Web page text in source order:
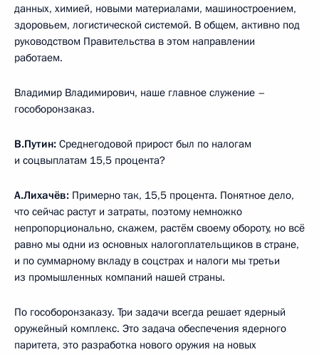
данных, химией, новыми материалами, машиностроением,
здоровьем, логистической системой. В общем, активно под
руководством Правительства в этом направлении
работаем.
Владимир Владимирович, наше главное служение –
гособоронзаказ.
В.Путин: Среднегодовой прирост был по налогам
и соцвыплатам 15,5 процента?
А.Лихачёв: Примерно так, 15,5 процента. Понятное дело,
что сейчас растут и затраты, поэтому немножко
непропорционально, скажем, растём своему обороту, но всё
равно мы одни из основных налогоплательщиков в стране,
и по суммарному вкладу в соцстрах и налоги мы третьи
из промышленных компаний нашей страны.
По гособоронзаказу. Три задачи всегда решает ядерный
оружейный комплекс. Это задача обеспечения ядерного
паритета, это разработка нового оружия на новых